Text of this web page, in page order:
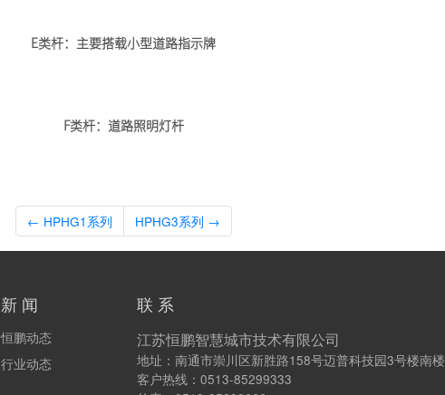
E类杆：主要搭载小型道路指示牌
F类杆：道路照明灯杆
← HPHG1系列 HPHG3系列 →
新 闻
恒鹏动态
行业动态
联 系
江苏恒鹏智慧城市技术有限公司
地址：南通市崇川区新胜路158号迈普科技园3号楼南楼
客户热线：0513-85299333